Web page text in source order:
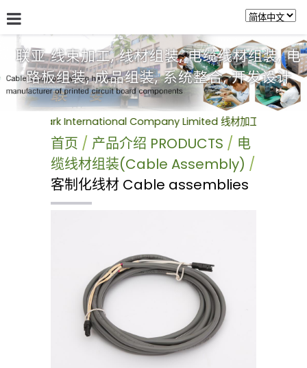
联亚 线束加工, 线材组装, 电缆线材组装, 电
路板组装, 成品组装, 系统整合, 开发设计
关於联亚 ABOUT US 最新讯息 NEWS 产品介绍
International Company Limited 线材加工组装
首页 产品介绍 PRODUCTS
电
缆线材组装(Cable Assembly)
客制化线材 Cable assemblies